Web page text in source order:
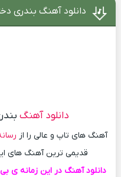
دانلود آهنگ بندری
دانلود آهنگ
آهنگ های تاپ و عالی را از
قدیمی ترین آهنگ های
دانلود آهنگ در این زمانه